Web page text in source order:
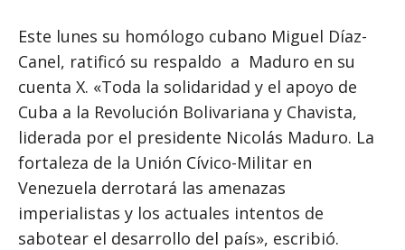
Este lunes su homólogo cubano Miguel Díaz-
Canel, ratificó su respaldo a Maduro en su
cuenta X. «Toda la solidaridad y el apoyo de
Cuba a la Revolución Bolivariana y Chavista,
liderada por el presidente Nicolás Maduro. La
fortaleza de la Unión Cívico-Militar en
Venezuela derrotará las amenazas
imperialistas y los actuales intentos de
sabotear el desarrollo del país», escribió.